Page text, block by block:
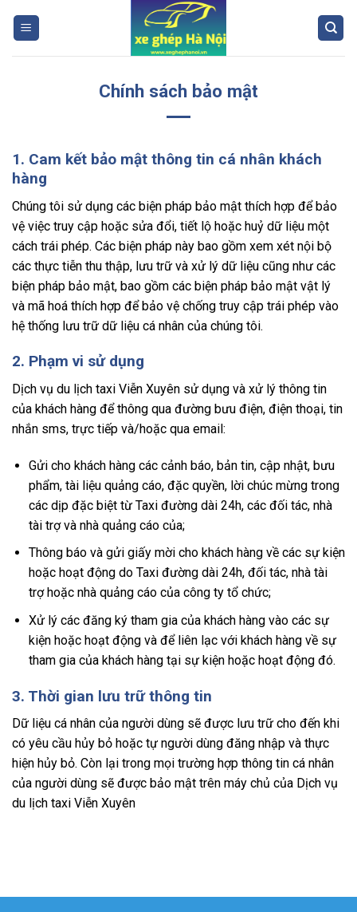
Chính sách bảo mật
1. Cam kết bảo mật thông tin cá nhân khách
hàng
Chúng tôi sử dụng các biện pháp bảo mật thích hợp để bảo
vệ việc truy cập hoặc sửa đổi, tiết lộ hoặc huỷ dữ liệu một
cách trái phép. Các biện pháp này bao gồm xem xét nội bộ
các thực tiễn thu thập, lưu trữ và xử lý dữ liệu cũng như các
biện pháp bảo mật, bao gồm các biện pháp bảo mật vật lý
và mã hoá thích hợp để bảo vệ chống truy cập trái phép vào
hệ thống lưu trữ dữ liệu cá nhân của chúng tôi.
2. Phạm vi sử dụng
Dịch vụ du lịch taxi Viễn Xuyên sử dụng và xử lý thông tin
của khách hàng để thông qua đường bưu điện, điện thoại, tin
nhắn sms, trực tiếp và/hoặc qua email:
Gửi cho khách hàng các cảnh báo, bản tin, cập nhật, bưu
phẩm, tài liệu quảng cáo, đặc quyền, lời chúc mừng trong
các dịp đặc biệt từ Taxi đường dài 24h, các đối tác, nhà
tài trợ và nhà quảng cáo của;
Thông báo và gửi giấy mời cho khách hàng về các sự kiện
hoặc hoạt động do Taxi đường dài 24h, đối tác, nhà tài
trợ hoặc nhà quảng cáo của công ty tổ chức;
Xử lý các đăng ký tham gia của khách hàng vào các sự
kiện hoặc hoạt động và để liên lạc với khách hàng về sự
tham gia của khách hàng tại sự kiện hoặc hoạt động đó.
3. Thời gian lưu trữ thông tin
Dữ liệu cá nhân của người dùng sẽ được lưu trữ cho đến khi
có yêu cầu hủy bỏ hoặc tự người dùng đăng nhập và thực
hiện hủy bỏ. Còn lại trong mọi trường hợp thông tin cá nhân
của người dùng sẽ được bảo mật trên máy chủ của Dịch vụ
du lịch taxi Viễn Xuyên